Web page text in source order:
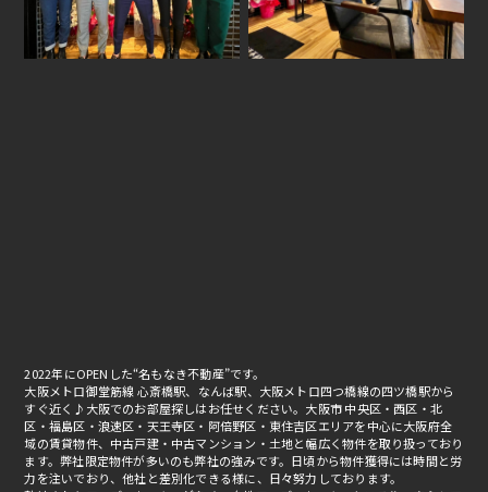
2022年にOPENした“名もなき不動産”です。
大阪メトロ御堂筋線 心斎橋駅、なんば駅、大阪メトロ四つ橋線の四ツ橋駅から
すぐ近く♪大阪でのお部屋探しはお任せください。大阪市 中央区・西区・北
区・福島区・浪速区・天王寺区・阿倍野区・東住吉区エリアを中心に大阪府全
域の賃貸物件、中古戸建・中古マンション・土地と幅広く物件を取り扱っており
ます。弊社限定物件が多いのも弊社の強みです。日頃から物件獲得には時間と労
力を注いでおり、他社と差別化できる様に、日々努力しております。